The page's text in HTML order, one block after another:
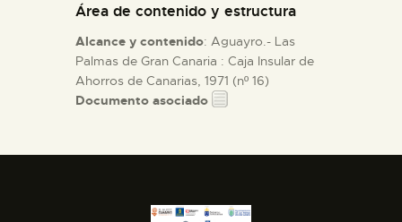
Área de contenido y estructura
Alcance y contenido: Aguayro.- Las
Palmas de Gran Canaria : Caja Insular de
Ahorros de Canarias, 1971 (nº 16)
Documento asociado